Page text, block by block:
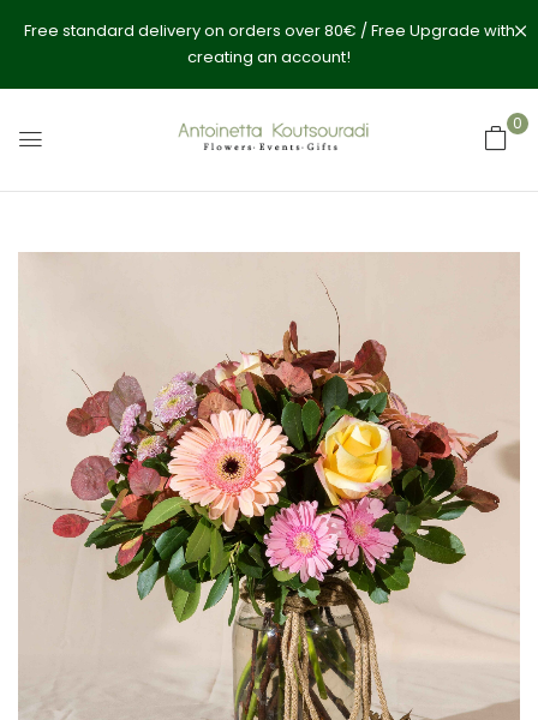
Free standard delivery on orders over 80€ / Free Upgrade with
creating an account!
0